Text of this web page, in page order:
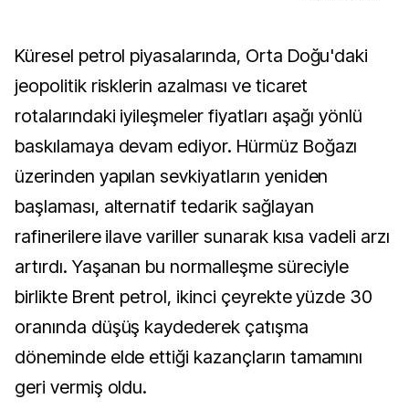
Küresel petrol piyasalarında, Orta Doğu'daki
jeopolitik risklerin azalması ve ticaret
rotalarındaki iyileşmeler fiyatları aşağı yönlü
baskılamaya devam ediyor. Hürmüz Boğazı
üzerinden yapılan sevkiyatların yeniden
başlaması, alternatif tedarik sağlayan
rafinerilere ilave variller sunarak kısa vadeli arzı
artırdı. Yaşanan bu normalleşme süreciyle
birlikte Brent petrol, ikinci çeyrekte yüzde 30
oranında düşüş kaydederek çatışma
döneminde elde ettiği kazançların tamamını
geri vermiş oldu.